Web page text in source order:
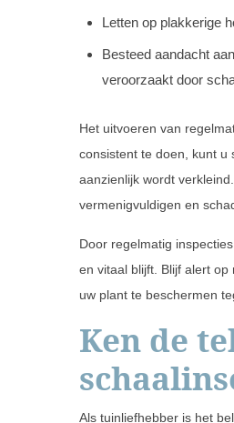
Letten op plakkerige
Besteed aandacht
veroorzaakt door
Het uitvoeren van
consistent te doen, kunt u
aanzienlijk wordt
vermenigvuldigen en
Door regelmatig
en vitaal blijft. Blijf alert
uw plant te beschermen
Ken de
Als tuinliefhebber is het